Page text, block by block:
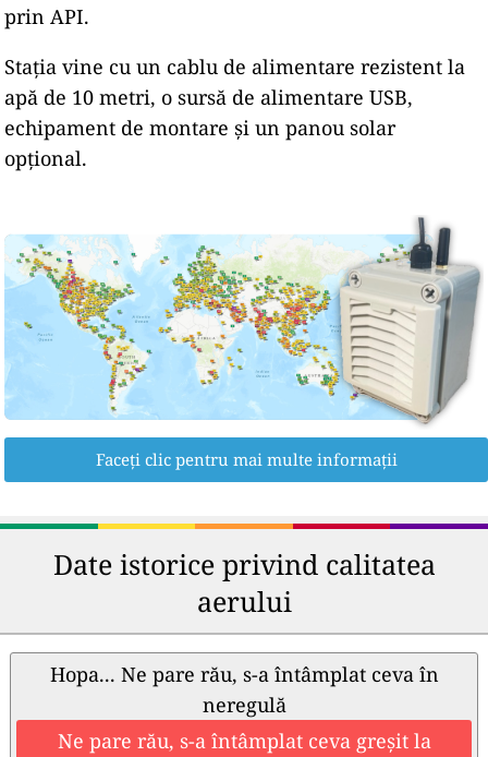
prin API.
Stația vine cu un cablu de alimentare rezistent la
apă de 10 metri, o sursă de alimentare USB,
echipament de montare și un panou solar
opțional.
Faceți clic pentru mai multe informații
Date istorice privind calitatea
aerului
Hopa... Ne pare rău, s-a întâmplat ceva în
neregulă
Ne pare rău, s-a întâmplat ceva greșit la